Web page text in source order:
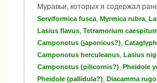
Муравьи, которых я содержал
Serviformica fusca Myrmica rubra
Lasius flavus Tetramorium
Camponotus (japonicus?)
Camponotus herculeanus Lasius
Camponotus (pilicornis?) Pheidole
Pheidole (pallidula?) Diacamma